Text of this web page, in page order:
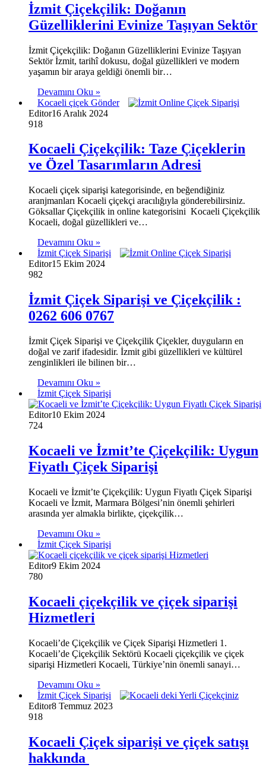
İzmit Çiçekçilik: Doğanın
Güzelliklerini Evinize Taşıyan Sektör
İzmit Çiçekçilik: Doğanın Güzelliklerini Evinize Taşıyan
Sektör İzmit, tarihî dokusu, doğal güzellikleri ve modern
yaşamın bir araya geldiği önemli bir…
Devamını Oku »
Kocaeli çiçek Gönder
Editor16 Aralık 2024
918
Kocaeli Çiçekçilik: Taze Çiçeklerin
ve Özel Tasarımların Adresi
Kocaeli çiçek siparişi kategorisinde, en beğendiğiniz
aranjmanları Kocaeli çiçekçi aracılığıyla gönderebilirsiniz.
Göksallar Çiçekçilik in online kategorisini Kocaeli Çiçekçilik
Kocaeli, doğal güzellikleri ve…
Devamını Oku »
İzmit Çiçek Siparişi
Editor15 Ekim 2024
982
İzmit Çiçek Siparişi ve Çiçekçilik :
0262 606 0767
İzmit Çiçek Siparişi ve Çiçekçilik Çiçekler, duyguların en
doğal ve zarif ifadesidir. İzmit gibi güzellikleri ve kültürel
zenginlikleri ile bilinen bir…
Devamını Oku »
İzmit Çiçek Siparişi
Editor10 Ekim 2024
724
Kocaeli ve İzmit’te Çiçekçilik: Uygun
Fiyatlı Çiçek Siparişi
Kocaeli ve İzmit’te Çiçekçilik: Uygun Fiyatlı Çiçek Siparişi
Kocaeli ve İzmit, Marmara Bölgesi’nin önemli şehirleri
arasında yer almakla birlikte, çiçekçilik…
Devamını Oku »
İzmit Çiçek Siparişi
Editor9 Ekim 2024
780
Kocaeli çiçekçilik ve çiçek siparişi
Hizmetleri
Kocaeli’de Çiçekçilik ve Çiçek Siparişi Hizmetleri 1.
Kocaeli’de Çiçekçilik Sektörü Kocaeli çiçekçilik ve çiçek
siparişi Hizmetleri Kocaeli, Türkiye’nin önemli sanayi…
Devamını Oku »
İzmit Çiçek Siparişi
Editor8 Temmuz 2023
918
Kocaeli Çiçek siparişi ve çiçek satışı
hakkında